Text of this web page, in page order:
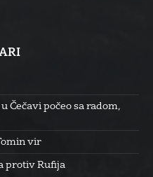
Čečavi počeo sa radom,
vir
protiv Rufija